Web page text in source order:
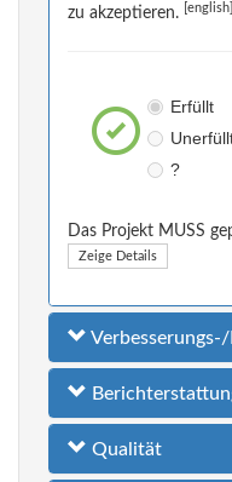
zu akzeptieren.
[english]
Erfüllt
?
Das Projekt MUSS
Zeige Details
Qualität